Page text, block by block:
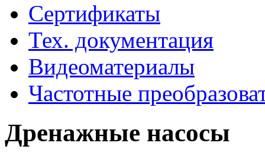
Сертификаты
Тех. документация
Видеоматериалы
Частотные
Дренажные насосы